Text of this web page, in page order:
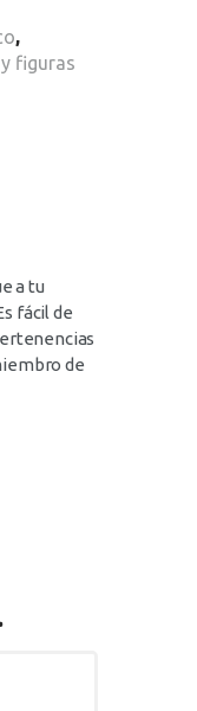
,
figuras
a tu
fácil de
de